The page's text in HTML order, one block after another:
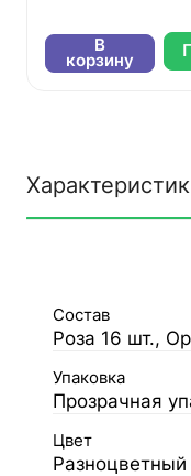
В
корзину
Состав
Роза 16 шт.,
Упаковка
Прозрачная
Цвет
Разноцветный